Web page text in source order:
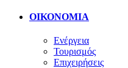
ΟΙΚΟΝΟΜΙΑ
Ενέργεια
Τουρισμός
Επιχειρήσεις